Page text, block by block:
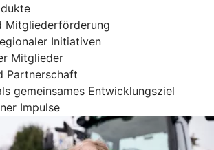
Mitgliederförderung
Initiativen
Mitglieder
Partnerschaft
gemeinsames Entwicklungsziel
Impulse